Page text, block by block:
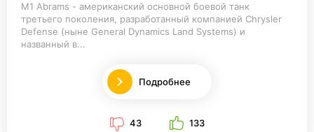
M1 Abrams - американский основной боевой танк
третьего поколения, разработанный компанией Chrysler
Defense (ныне General Dynamics Land Systems) и
названный в...
Подробнее
43 133